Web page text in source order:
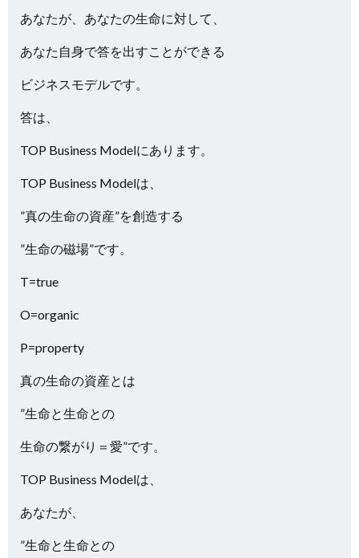
あなたが、あなたの生命に対して、
あなた自身で答を出すことができる
ビジネスモデルです。
答は、
TOP Business Modelにあります。
TOP Business Modelは、
”真の生命の資産”を創造する
”生命の磁場”です。
T=true
O=organic
P=property
真の生命の資産とは
”生命と生命との
生命の繋がり＝愛”です。
TOP Business Modelは、
あなたが、
”生命と生命との